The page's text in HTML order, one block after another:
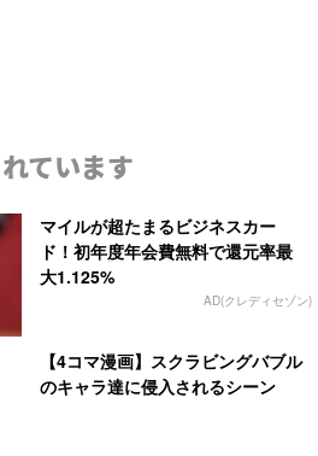
ています
マイルが超たまるビジネスカー
ド！初年度年会費無料で還元率最
大1.125%
AD(クレディセゾン)
【4コマ漫画】スクラビングバブル
のキャラ達に侵入されるシーン